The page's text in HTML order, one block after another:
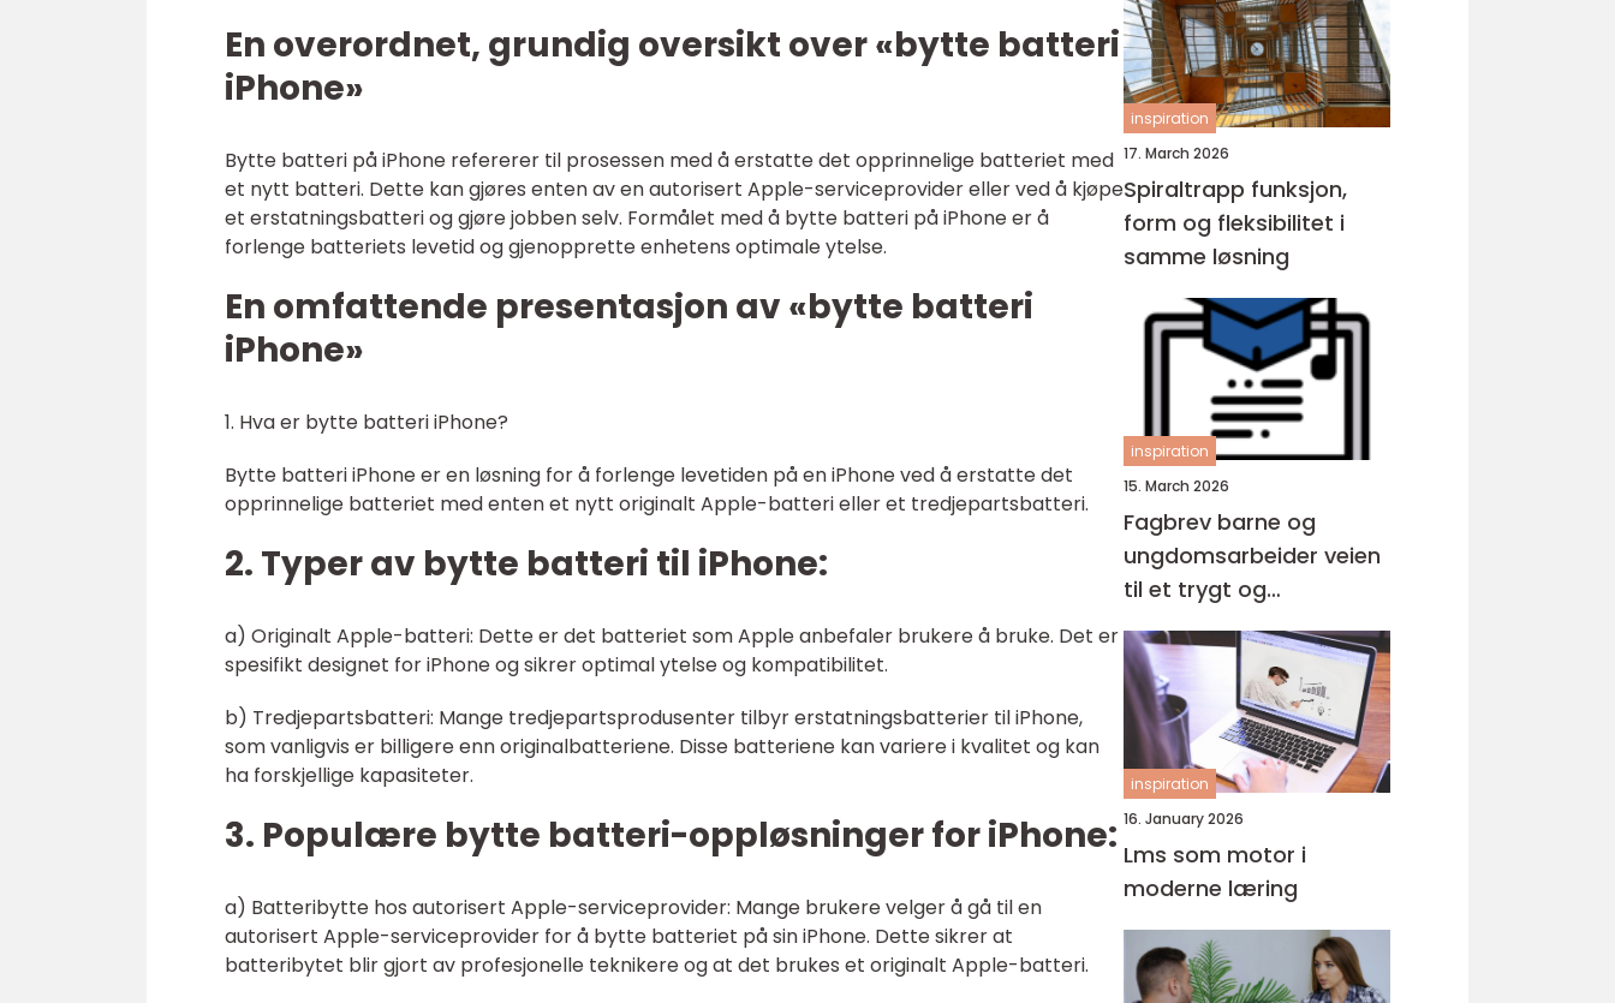
En overordnet, grundig oversikt over «bytte batteri
iPhone»
Bytte batteri på iPhone refererer til prosessen med å erstatte det opprinnelige batteriet med
et nytt batteri. Dette kan gjøres enten av en autorisert Apple-serviceprovider eller ved å kjøpe
et erstatningsbatteri og gjøre jobben selv. Formålet med å bytte batteri på iPhone er å
forlenge batteriets levetid og gjenopprette enhetens optimale ytelse.
En omfattende presentasjon av «bytte batteri
iPhone»
1. Hva er bytte batteri iPhone?
Bytte batteri iPhone er en løsning for å forlenge levetiden på en iPhone ved å erstatte det
opprinnelige batteriet med enten et nytt originalt Apple-batteri eller et tredjepartsbatteri.
2. Typer av bytte batteri til iPhone:
a) Originalt Apple-batteri: Dette er det batteriet som Apple anbefaler brukere å bruke. Det er
spesifikt designet for iPhone og sikrer optimal ytelse og kompatibilitet.
b) Tredjepartsbatteri: Mange tredjepartsprodusenter tilbyr erstatningsbatterier til iPhone,
som vanligvis er billigere enn originalbatteriene. Disse batteriene kan variere i kvalitet og kan
ha forskjellige kapasiteter.
3. Populære bytte batteri-oppløsninger for iPhone:
a) Batteribytte hos autorisert Apple-serviceprovider: Mange brukere velger å gå til en
autorisert Apple-serviceprovider for å bytte batteriet på sin iPhone. Dette sikrer at
batteribytet blir gjort av profesjonelle teknikere og at det brukes et originalt Apple-batteri.
inspiration
17. March 2026
Spiraltrapp funksjon,
form og fleksibilitet i
samme løsning
inspiration
15. March 2026
Fagbrev barne og
ungdomsarbeider veien
til et trygt og
meningsfylt yrke
inspiration
16. January 2026
Lms som motor i
moderne læring